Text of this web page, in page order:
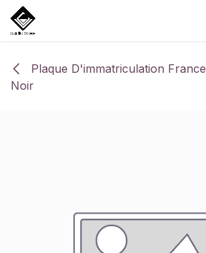
Se rendre au contenu
Plaque D'immatriculation France
Noir